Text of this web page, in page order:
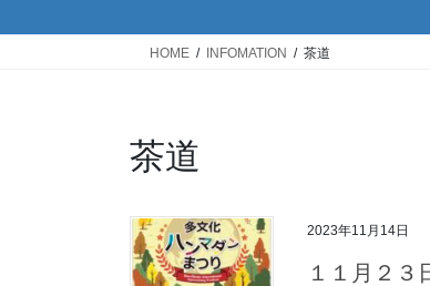
HOME INFOMATION 茶道
茶道
2023年11月14日
１１月２３